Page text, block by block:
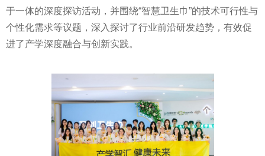
于一体的深度探访活动，并围绕“智慧卫生巾”的技术可行性与
个性化需求等议题，深入探讨了行业前沿研发趋势，有效促
进了产学深度融合与创新实践。